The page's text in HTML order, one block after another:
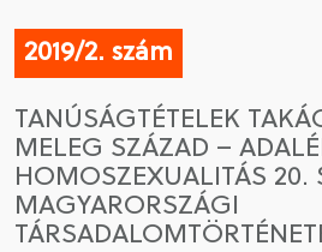
CSATLAKOZÁS A TÁRSASÁGHOZ /
TAGSÁGOMAT
2019/2. szám
TANÚSÁGTÉTELEK
MELEG SZÁZAD –
HOMOSZEXUALITÁS 20.
MAGYARORSZÁGI